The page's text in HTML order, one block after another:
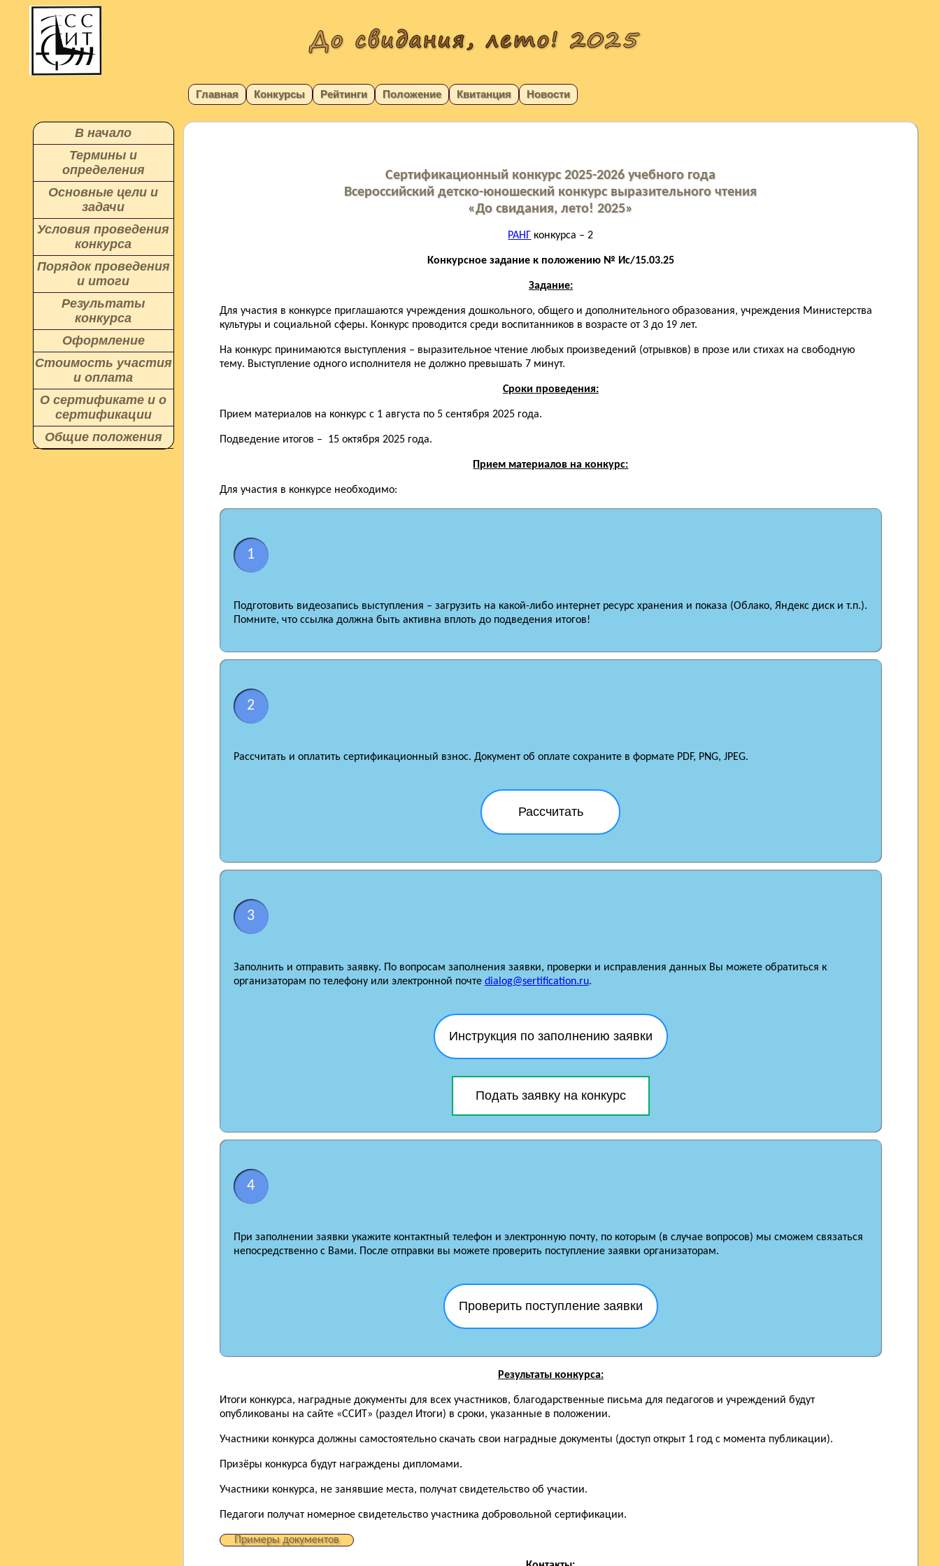
Главная Конкурсы Рейтинги Положение Квитанция Новости
В начало
Термины и
определения
Основные цели и
задачи
Условия проведения
конкурса
Порядок проведения
и итоги
Результаты
конкурса
Оформление
Стоимость участия
и оплата
О сертификате и о
сертификации
Общие положения
Сертификационный конкурс 2025-2026 учебного года
Всероссийский детско-юношеский конкурс выразительного чтения
«До свидания, лето! 2025»
РАНГ конкурса – 2
Конкурсное задание к положению № Ис/15.03.25
Задание:
Для участия в конкурсе приглашаются учреждения дошкольного, общего и дополнительного образования, учреждения Министерства
культуры и социальной сферы. Конкурс проводится среди воспитанников в возрасте от 3 до 19 лет.
На конкурс принимаются выступления – выразительное чтение любых произведений (отрывков) в прозе или стихах на свободную
тему. Выступление одного исполнителя не должно превышать 7 минут.
Сроки проведения:
Прием материалов на конкурс с 1 августа по 5 сентября 2025 года.
Подведение итогов – 15 октября 2025 года.
Прием материалов на конкурс:
Для участия в конкурсе необходимо:
1
Подготовить видеозапись выступления – загрузить на какой-либо интернет ресурс хранения и показа (Облако, Яндекс диск и т.п.).
Помните, что ссылка должна быть активна вплоть до подведения итогов!
2
Рассчитать и оплатить сертификационный взнос. Документ об оплате сохраните в формате PDF, PNG, JPEG.
Рассчитать
3
Заполнить и отправить заявку. По вопросам заполнения заявки, проверки и исправления данных Вы можете обратиться к
организаторам по телефону или электронной почте dialog@sertification.ru.
Инструкция по заполнению заявки
Подать заявку на конкурс
4
При заполнении заявки укажите контактный телефон и электронную почту, по которым (в случае вопросов) мы сможем связаться
непосредственно с Вами. После отправки вы можете проверить поступление заявки организаторам.
Проверить поступление заявки
Результаты конкурса:
Итоги конкурса, наградные документы для всех участников, благодарственные письма для педагогов и учреждений будут
опубликованы на сайте «ССИТ» (раздел Итоги) в сроки, указанные в положении.
Участники конкурса должны самостоятельно скачать свои наградные документы (доступ открыт 1 год с момента публикации).
Призёры конкурса будут награждены дипломами.
Участники конкурса, не занявшие места, получат свидетельство об участии.
Педагоги получат номерное свидетельство участника добровольной сертификации.
Примеры документов